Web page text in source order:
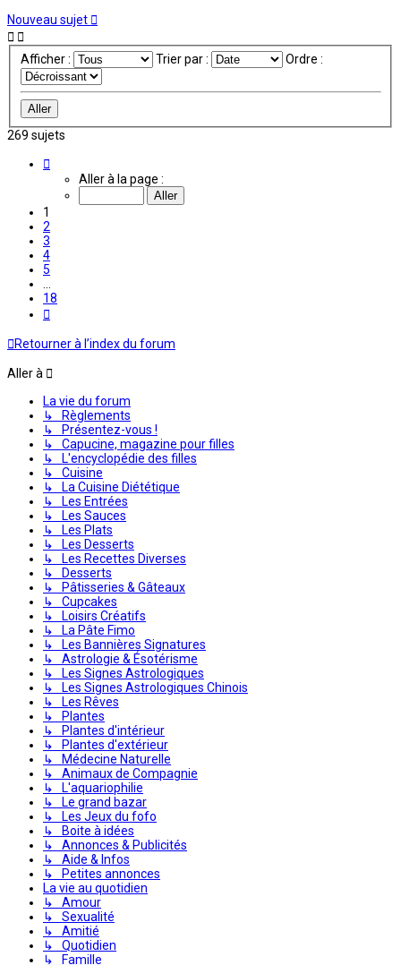
Nouveau sujet
Afficher : Trier par : Ordre :
269 sujets
Aller à la page :
1
2
3
4
5
18
Retourner à l’index du forum
Aller à
La vie du forum
↳ Règlements
↳ Présentez-vous !
↳ Capucine, magazine pour filles
↳ L'encyclopédie des filles
↳ Cuisine
↳ La Cuisine Diététique
↳ Les Entrées
↳ Les Sauces
↳ Les Plats
↳ Les Desserts
↳ Les Recettes Diverses
↳ Desserts
↳ Pâtisseries & Gâteaux
↳ Cupcakes
↳ Loisirs Créatifs
↳ La Pâte Fimo
↳ Les Bannières Signatures
↳ Astrologie & Ésotérisme
↳ Les Signes Astrologiques
↳ Les Signes Astrologiques Chinois
↳ Les Rêves
↳ Plantes
↳ Plantes d'intérieur
↳ Plantes d'extérieur
↳ Médecine Naturelle
↳ Animaux de Compagnie
↳ L'aquariophilie
↳ Le grand bazar
↳ Les Jeux du fofo
↳ Boite à idées
↳ Annonces & Publicités
↳ Aide & Infos
↳ Petites annonces
La vie au quotidien
↳ Amour
↳ Sexualité
↳ Amitié
↳ Quotidien
↳ Famille